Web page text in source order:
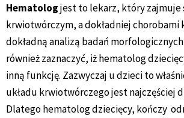
Hematologjest to lekarz, który zajmuje
krwiotwórczym, a dokładniej chorobami
dokładną analizą badań
również zaznaczyć, iż hematolog
inną funkcję. Zazwyczaj u dzieci to
układu krwiotwórczego jest najczęściej
Dlatego hematolog dziecięcy, kończy